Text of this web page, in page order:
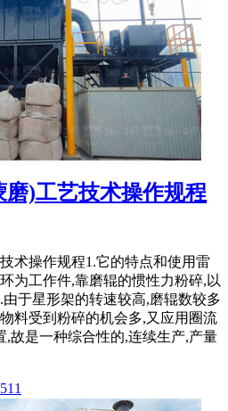
磨)工艺技术操作规程
术操作规程1.它的特点和使用雷
为工作件,靠磨辊的惯性力粉碎,以
于星形架的转速较高,磨辊数较多
料受到粉碎的机会多,又应用圈流
,故是一种综合性的,连续生产,产量